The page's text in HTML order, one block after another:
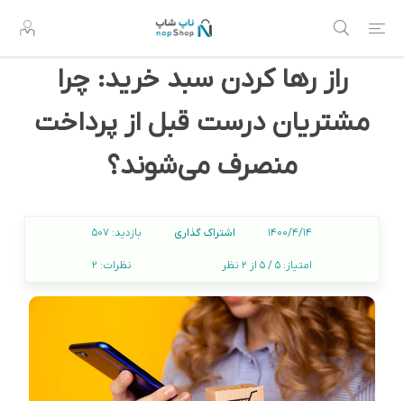
راز رها کردن سبد خرید: چرا
مشتریان درست قبل از پرداخت
منصرف می‌شوند؟
1400/4/14 اشتراک گذاری بازدید:507
امتیاز: 5 / 5 از 2 نظر نظرات: 2